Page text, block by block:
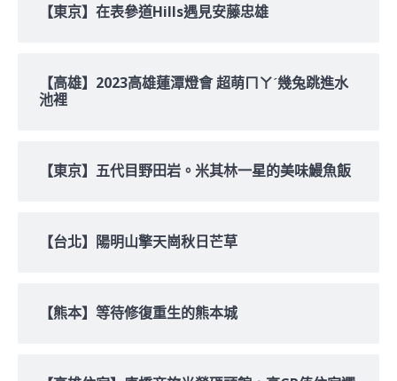
【東京】在表參道Hills遇見安藤忠雄
【高雄】2023高雄蓮潭燈會 超萌ㄇㄚˊ幾兔跳進水
池裡
【東京】五代目野田岩。米其林一星的美味鰻魚飯
【台北】陽明山擎天崗秋日芒草
【熊本】等待修復重生的熊本城